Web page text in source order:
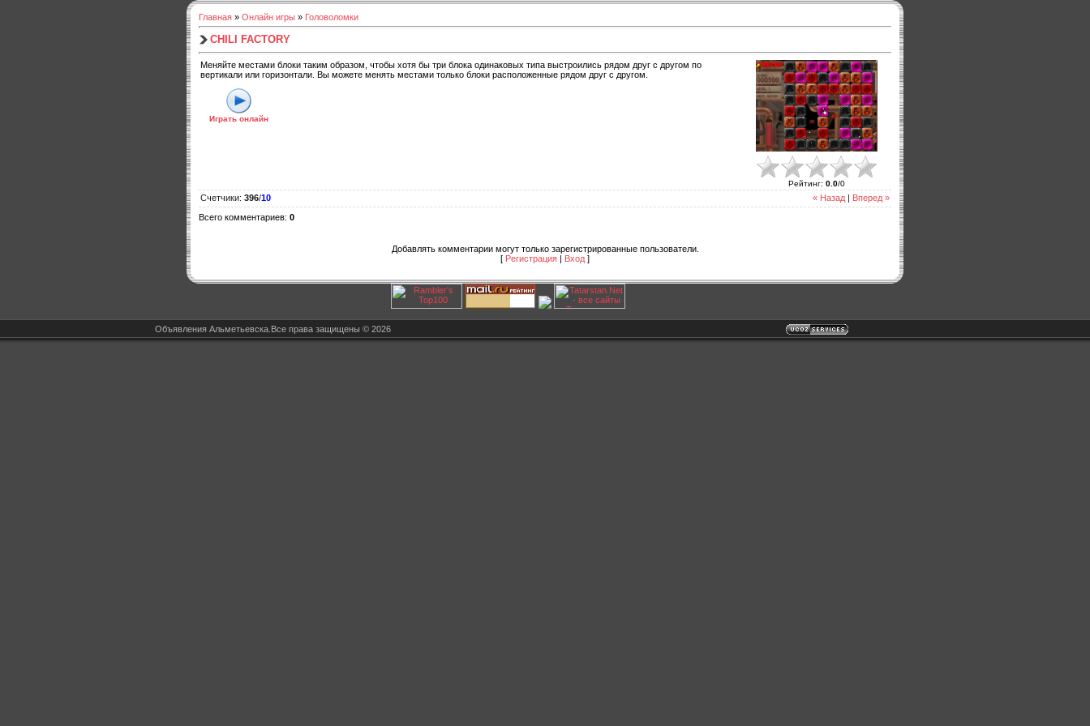
Главная » Онлайн игры » Головоломки
CHILI FACTORY
Меняйте местами блоки таким образом, чтобы хотя бы три блока одинаковых типа выстроились рядом друг с другом по
вертикали или горизонтали. Вы можете менять местами только блоки расположенные рядом друг с другом.
Играть онлайн
Рейтинг: 0.0/0
« Назад Вперед »
Счетчики: 396/10
Всего комментариев: 0
Добавлять комментарии могут только зарегистрированные пользователи.
[ Регистрация Вход ]
Объявления Альметьевска.Все права защищены © 2026